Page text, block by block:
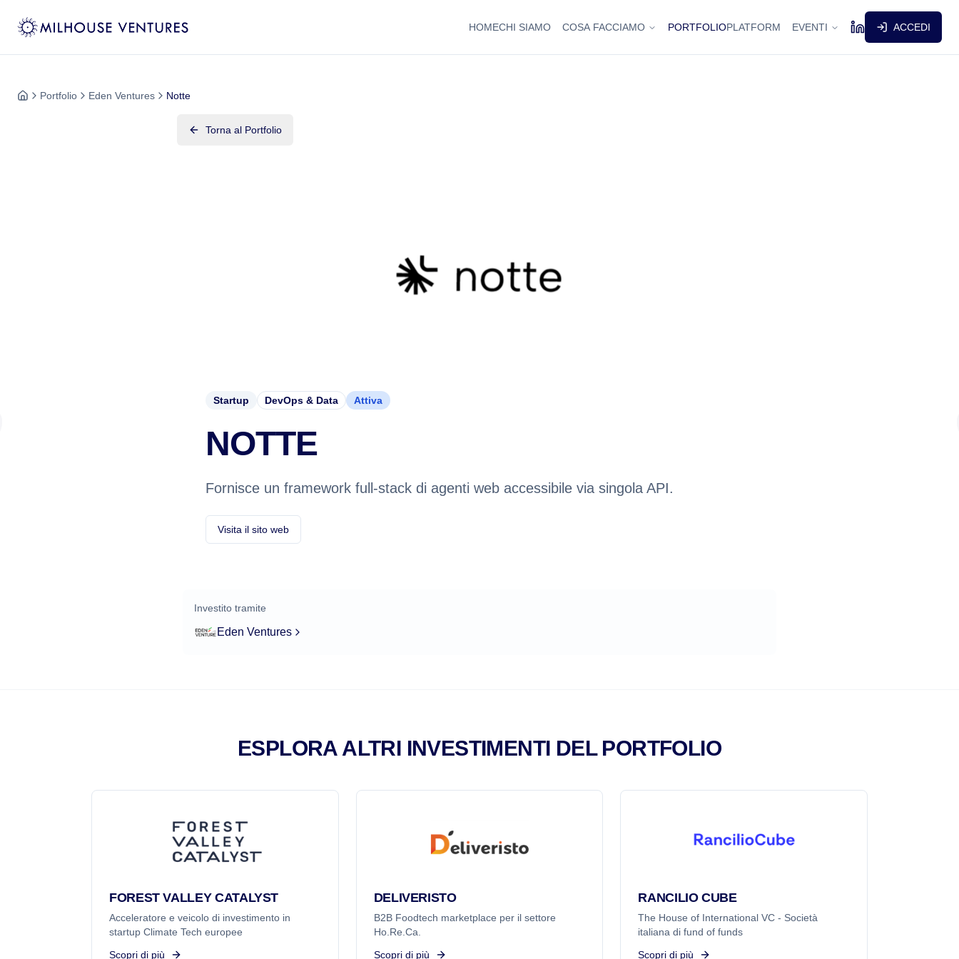
HOMECHI SIAMO COSA FACCIAMO PORTFOLIOPLATFORM EVENTI ACCEDI
Portfolio Eden Ventures Notte
Torna al Portfolio
Startup DevOps & Data Attiva
NOTTE
Fornisce un framework full-stack di agenti web accessibile via singola API.
Visita il sito web
Investito tramite
Eden Ventures
ESPLORA ALTRI INVESTIMENTI DEL PORTFOLIO
FOREST VALLEY CATALYST
Acceleratore e veicolo di investimento in
startup Climate Tech europee
Scopri di più
DELIVERISTO
B2B Foodtech marketplace per il settore
Ho.Re.Ca.
Scopri di più
RANCILIO CUBE
The House of International VC - Società
italiana di fund of funds
Scopri di più